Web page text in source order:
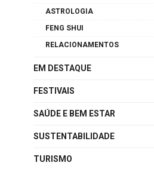
ASTROLOGIA
FENG SHUI
RELACIONAMENTOS
EM DESTAQUE
FESTIVAIS
SAÚDE E BEM ESTAR
SUSTENTABILIDADE
TURISMO